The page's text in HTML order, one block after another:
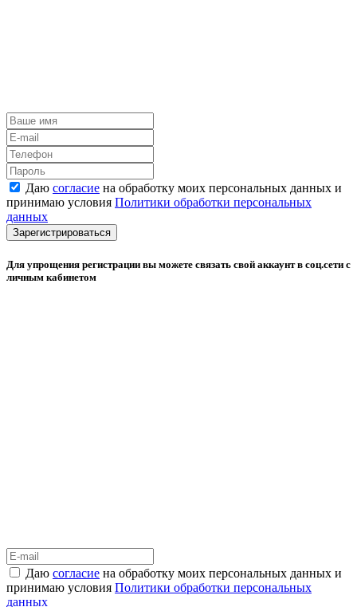
Даю согласие на обработку моих персональных данных и
принимаю условия Политики обработки персональных
данных
Зарегистрироваться
Для упрощения регистрации вы можете связать свой аккаунт в соц.сети с
личным кабинетом
Даю согласие на обработку моих персональных данных и
принимаю условия Политики обработки персональных
данных